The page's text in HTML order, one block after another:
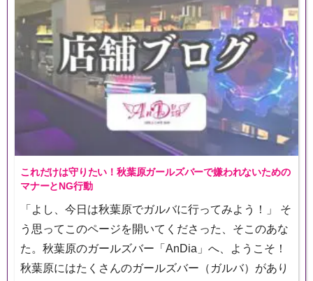
これだけは守りたい！秋葉原ガールズバーで嫌われないための
マナーとNG行動
「よし、今日は秋葉原でガルバに行ってみよう！」 そ
う思ってこのページを開いてくださった、そこのあな
た。秋葉原のガールズバー「AnDia」へ、ようこそ！
秋葉原にはたくさんのガールズバー（ガルバ）があり